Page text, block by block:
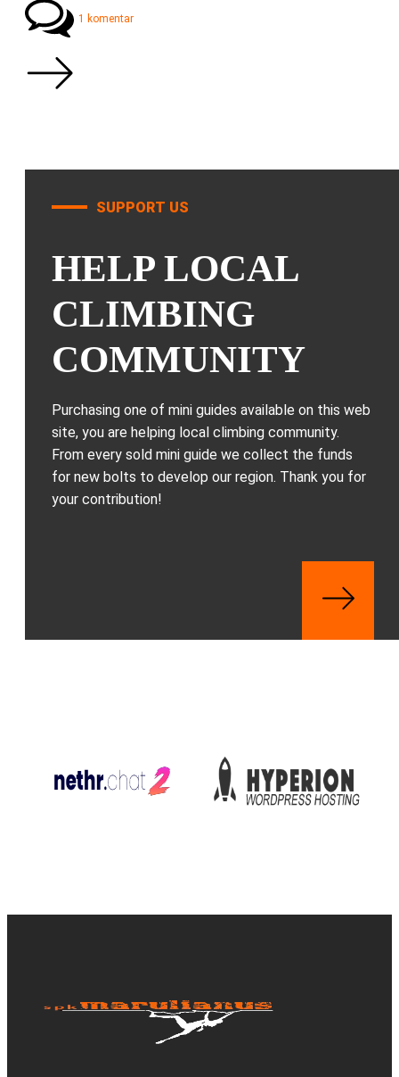
1 komentar
SUPPORT US
HELP LOCAL
CLIMBING
COMMUNITY
Purchasing one of mini guides available on this web
site, you are helping local climbing community.
From every sold mini guide we collect the funds
for new bolts to develop our region. Thank you for
your contribution!